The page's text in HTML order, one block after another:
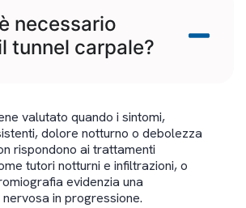
necessario
tunnel carpale?
valutato quando i sintomi,
dolore notturno o debolezza
rispondono ai trattamenti
tutori notturni e infiltrazioni, o
evidenzia una
in progressione.